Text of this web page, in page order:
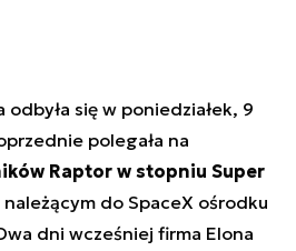
się w poniedziałek, 9
polegała na
Raptor w stopniu Super
należącym do SpaceX ośrodku
dni wcześniej firma Elona